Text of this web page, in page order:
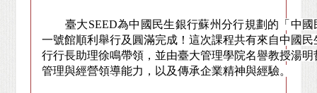
臺大SEED為中國民生銀行蘇州分行規劃的「中國
一號館順利舉行及圓滿完成！這次課程共有來自中國
行行長助理徐鳴帶領，並由臺大管理學院名譽教授湯
管理與經營領導能力，以及傳承企業精神與經驗。